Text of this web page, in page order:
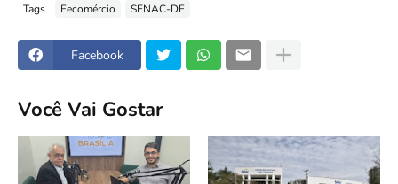
Tags Fecomércio SENAC-DF
Facebook
Você Vai Gostar